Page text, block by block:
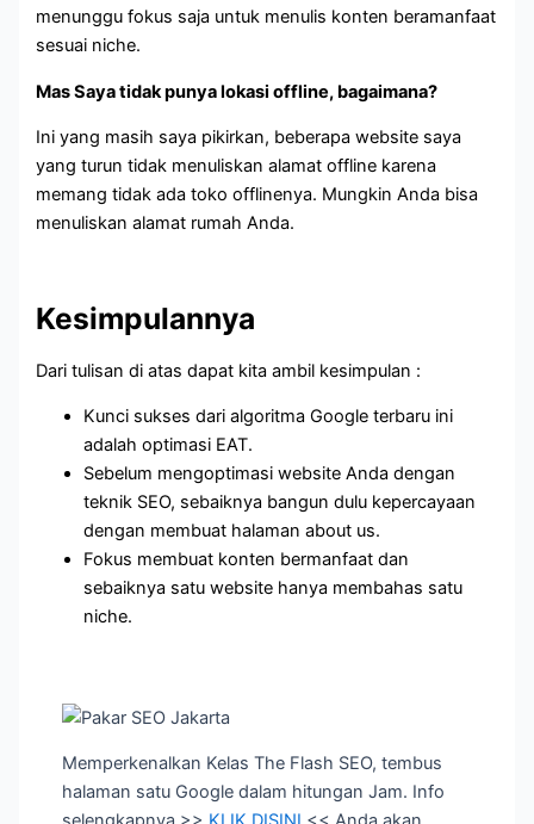
menunggu fokus saja untuk menulis konten beramanfaat
sesuai niche.
Mas Saya tidak punya lokasi offline, bagaimana?
Ini yang masih saya pikirkan, beberapa website saya
yang turun tidak menuliskan alamat offline karena
memang tidak ada toko offlinenya. Mungkin Anda bisa
menuliskan alamat rumah Anda.
Kesimpulannya
Dari tulisan di atas dapat kita ambil kesimpulan :
Kunci sukses dari algoritma Google terbaru ini
adalah optimasi EAT.
Sebelum mengoptimasi website Anda dengan
teknik SEO, sebaiknya bangun dulu kepercayaan
dengan membuat halaman about us.
Fokus membuat konten bermanfaat dan
sebaiknya satu website hanya membahas satu
niche.
Memperkenalkan Kelas The Flash SEO, tembus
halaman satu Google dalam hitungan Jam. Info